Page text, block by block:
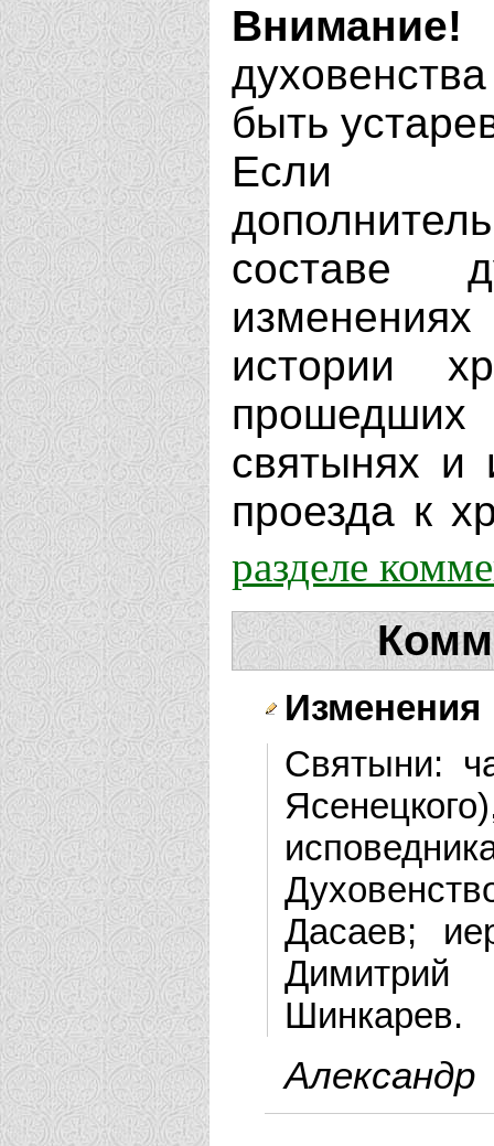
Внимание!
быть
Если
составе
истории
святынях и
проезда к
разделе
Изменения
Святыни:
Дасаев;
Шинкарев.
Александр